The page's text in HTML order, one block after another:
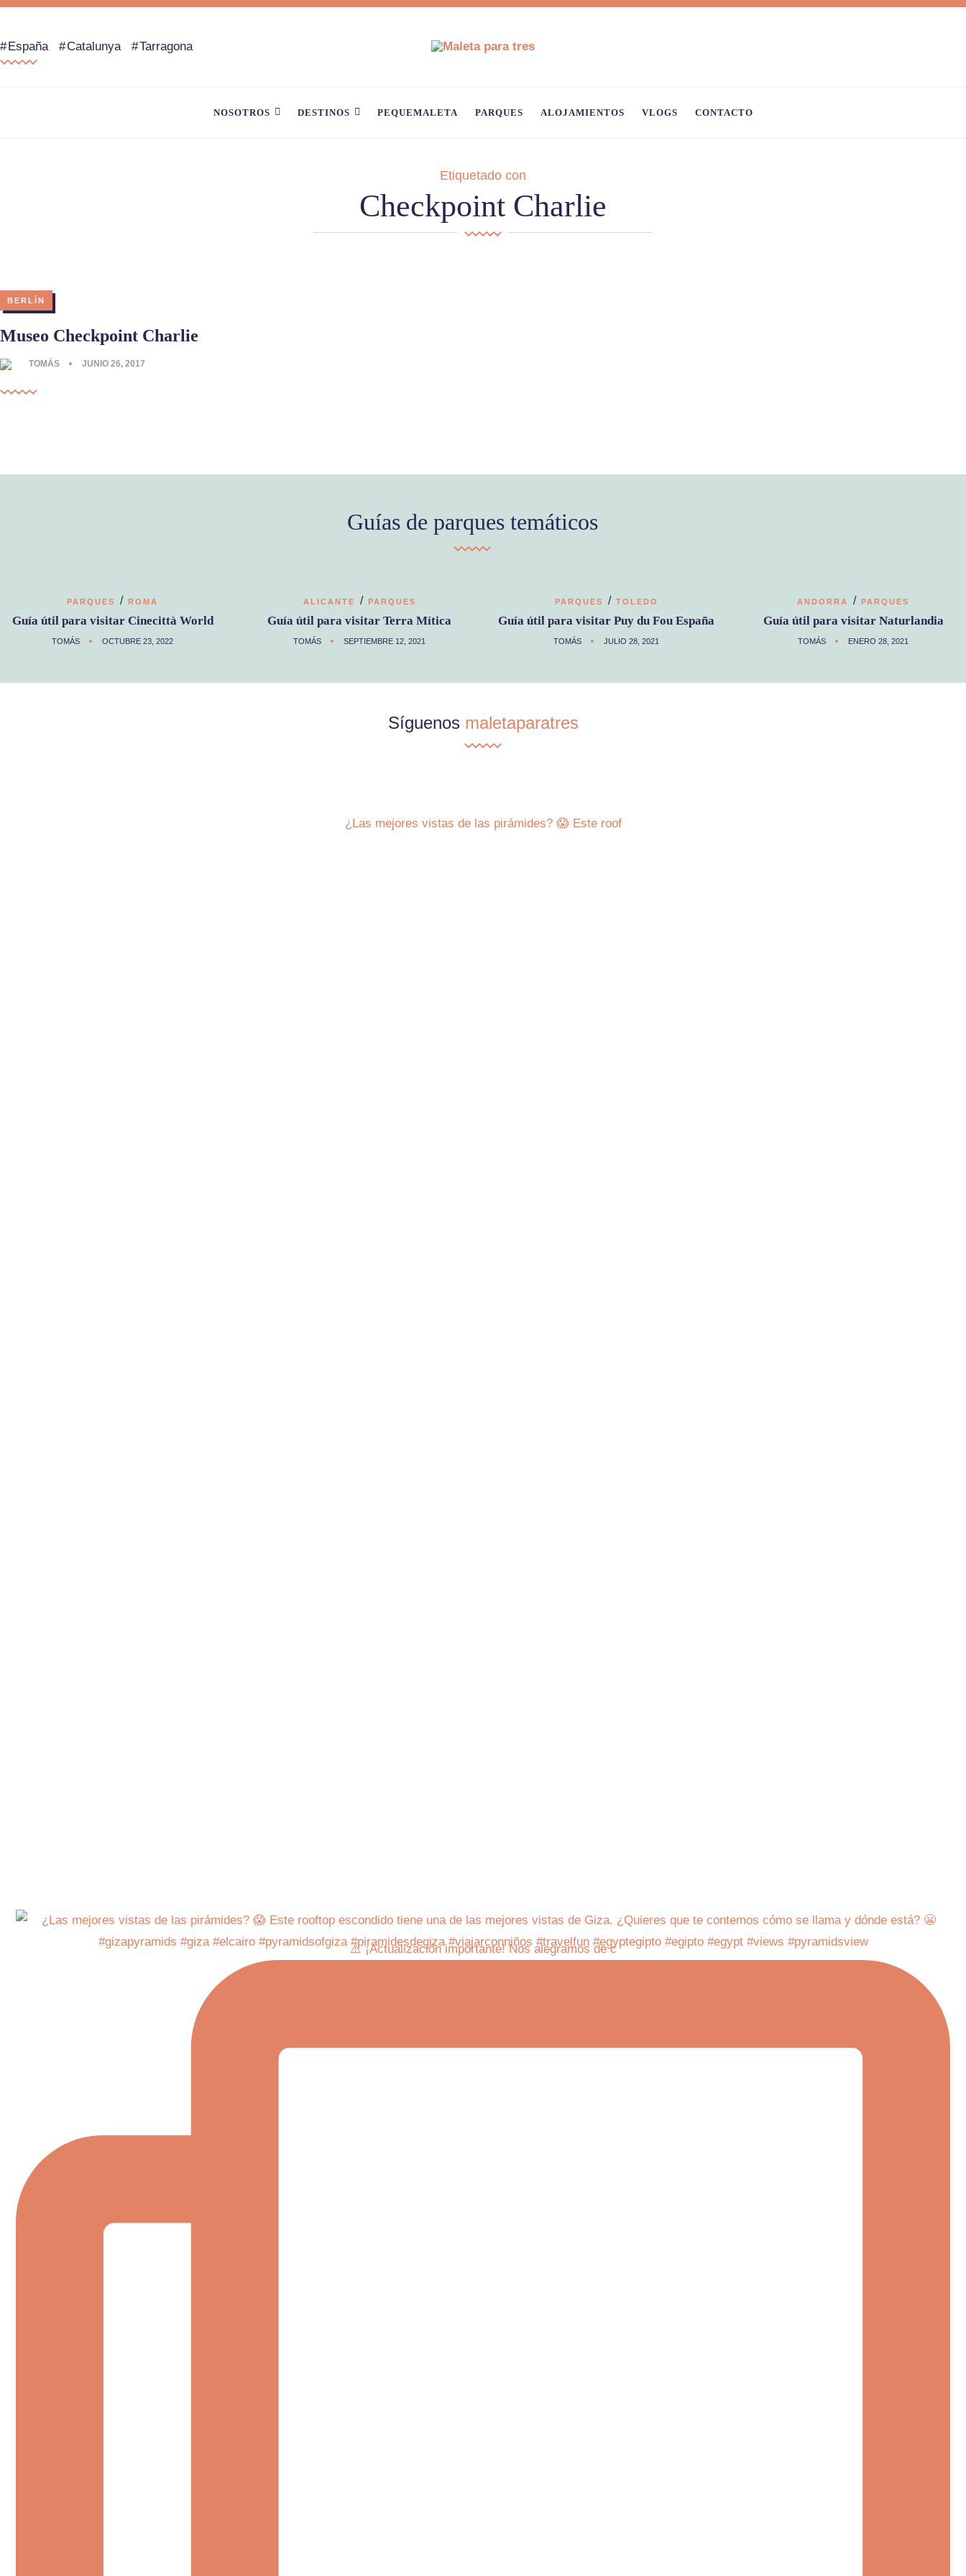
España Catalunya Tarragona
NOSOTROS DESTINOS PEQUEMALETA PARQUES ALOJAMIENTOS VLOGS CONTACTO
Etiquetado con
Checkpoint Charlie
BERLÍN
Museo Checkpoint Charlie
TOMÁS JUNIO 26, 2017
Guías de parques temáticos
PARQUES / ROMA
Guía útil para visitar Cinecittà World
TOMÁS OCTUBRE 23, 2022
ALICANTE / PARQUES
Guía útil para visitar Terra Mítica
TOMÁS SEPTIEMBRE 12, 2021
PARQUES / TOLEDO
Guía útil para visitar Puy du Fou España
TOMÁS JULIO 28, 2021
ANDORRA / PARQUES
Guía útil para visitar Naturlandia
TOMÁS ENERO 28, 2021
Síguenos maletaparatres
¿Las mejores vistas de las pirámides? 😱 Este roof
⚠️ ¡Actualización importante! Nos alegramos de c